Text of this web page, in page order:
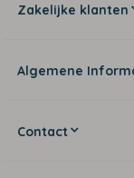
Zakelijke klanten
Algemene
Contact